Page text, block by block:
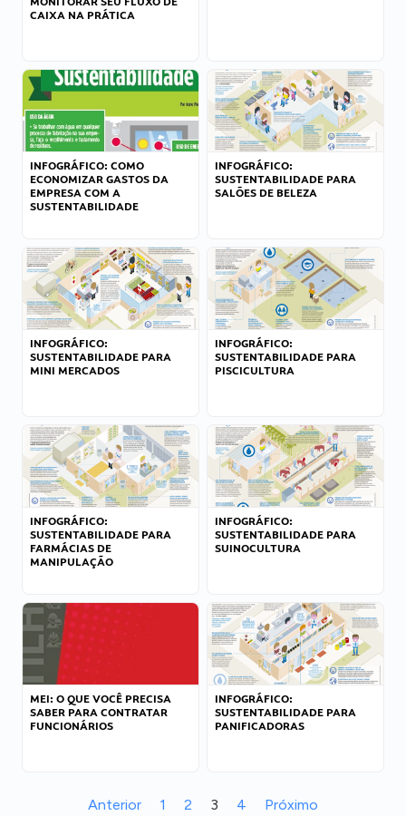
CAIXA NA PRÁTICA
INFOGRÁFICO: COMO
ECONOMIZAR GASTOS DA
EMPRESA COM A
SUSTENTABILIDADE
INFOGRÁFICO:
SUSTENTABILIDADE PARA
SALÕES DE BELEZA
INFOGRÁFICO:
SUSTENTABILIDADE PARA
MINI MERCADOS
INFOGRÁFICO:
SUSTENTABILIDADE PARA
PISCICULTURA
INFOGRÁFICO:
SUSTENTABILIDADE PARA
FARMÁCIAS DE
MANIPULAÇÃO
INFOGRÁFICO:
SUSTENTABILIDADE PARA
SUINOCULTURA
MEI: O QUE VOCÊ PRECISA
SABER PARA CONTRATAR
FUNCIONÁRIOS
INFOGRÁFICO:
SUSTENTABILIDADE PARA
PANIFICADORAS
Anterior 1 2 3 4 Próximo